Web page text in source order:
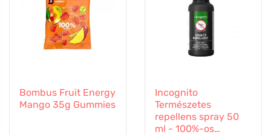
Bombus Fruit Energy
Mango 35g Gummies
Incognito
Természetes
repellens spray 50
ml - 100%-os